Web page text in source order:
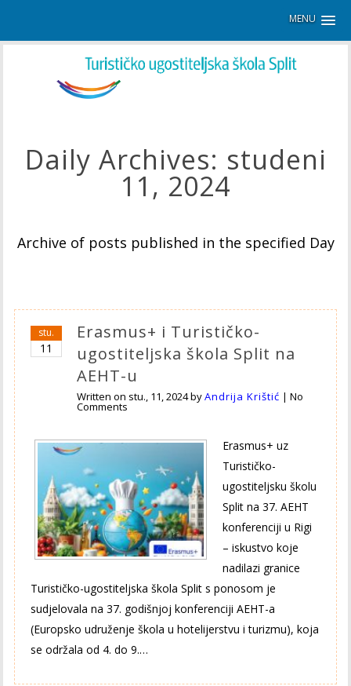
MENU
Daily Archives: studeni
11, 2024
Archive of posts published in the specified Day
stu.
11
Erasmus+ i Turističko-
ugostiteljska škola Split na
AEHT-u
Written on stu., 11, 2024byAndrija Krištić |No
Comments
Erasmus+ uz
Turističko-
ugostiteljsku školu
Split na 37. AEHT
konferenciji u Rigi
– iskustvo koje
nadilazi granice
Turističko-ugostiteljska škola Split s ponosom je
sudjelovala na 37. godišnjoj konferenciji AEHT-a
(Europsko udruženje škola u hotelijerstvu i turizmu), koja
se održala od 4. do 9.…